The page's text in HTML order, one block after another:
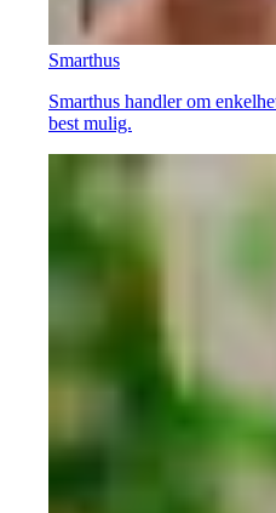
Smarthus
Smarthus handler om
best mulig.